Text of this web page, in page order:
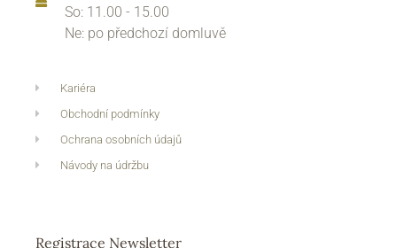
So: 11.00 - 15.00
Ne: po předchozí domluvě
Kariéra
Obchodní podmínky
Ochrana osobních údajů
Návody na údržbu
Registrace Newsletter